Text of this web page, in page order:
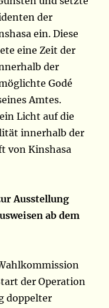
der
ein. Diese
eine Zeit der
der
Godé
Amtes.
Licht auf die
innerhalb der
von Kinshasa
Ausstellung
ab dem
der Operation
doppelter